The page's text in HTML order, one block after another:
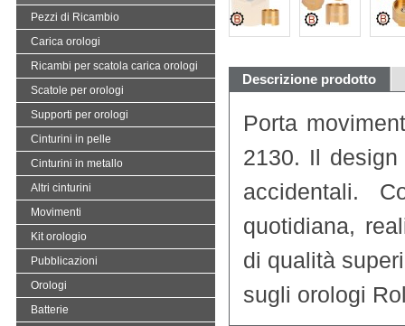
Descrizione prodotto
Porta
2130. Il
accidentali.
quotidiana,
di qualità
sugli orologi
Pezzi di Ricambio
Carica orologi
Ricambi per scatola carica orologi
Scatole per orologi
Supporti per orologi
Cinturini in pelle
Cinturini in metallo
Altri cinturini
Movimenti
Kit orologio
Pubblicazioni
Orologi
Batterie